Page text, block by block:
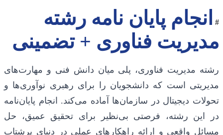
#
انجام پایان نامه رشته
مدیریت فناوری + تضمینی
رشته مدیریت فناوری، پلی میان دانش فنی و مهارت‌های
مدیریتی است که دانشجویان را برای رهبری نوآوری‌ها و
تحولات دیجیتال در سازمان‌ها آماده می‌کند. انجام پایان‌نامه
در این رشته، فرصتی بی‌نظیر برای تحقیق عمیق، حل
مسائل واقعی و ارائه راهکارهای عملی در دنیای پرشتاب